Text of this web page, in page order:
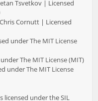
Tsvetkov | Licensed
Cornutt | Licensed
underThe MIT License
The MIT License (MIT)
underThe MIT License
licensed under the SIL